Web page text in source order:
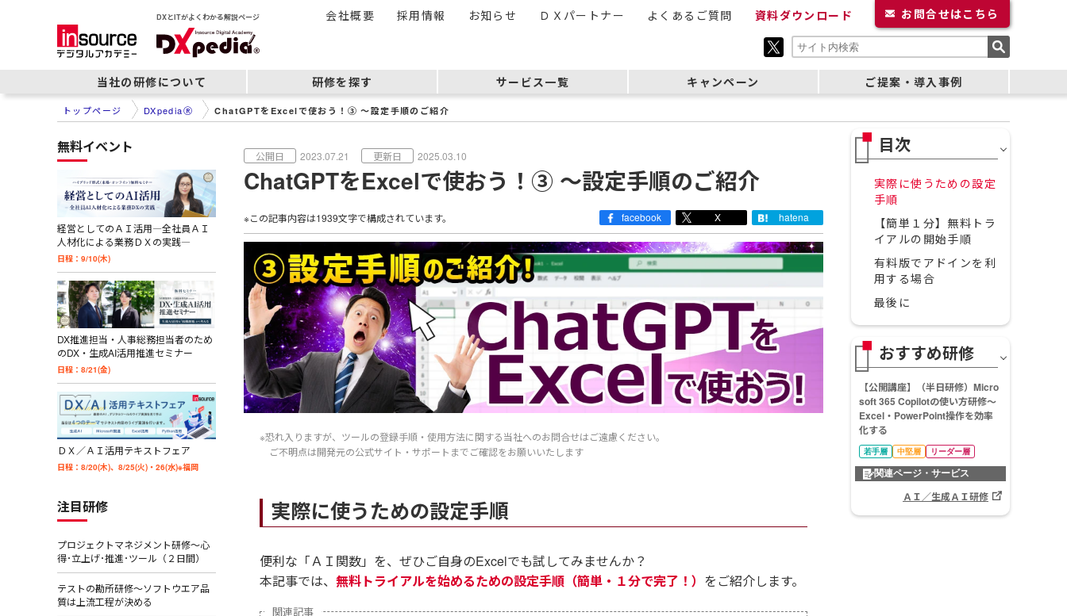
DXとITがよくわかる解説ページ 会社概要 採用情報 お知らせ ＤＸパートナー よくあるご質問 資料ダウンロード お問合せはこちら
当社の研修について 研修を探す サービス一覧 キャンペーン ご提案・導入事例
トップページ DXpediaⓇ ChatGPTをExcelで使おう！③ ～設定手順のご紹介
2023.07.21 2025.03.10
ChatGPTをExcelで使おう！③ ～設定手順のご紹介
※この記事内容は1939文字で構成されています。 facebook X hatena
※恐れ入りますが、ツールの登録手順・使用方法に関する当社へのお問合せはご遠慮ください。
ご不明点は開発元の公式サイト・サポートまでご確認をお願いいたします
実際に使うための設定手順
便利な「ＡＩ関数」を、ぜひご自身のExcelでも試してみませんか？
本記事では、 無料トライアルを始めるための設定手順（簡単・１分で完了！） をご紹介します。
実際に使うための設定
手順
【簡単１分】無料トラ
イアルの開始手順
有料版でアドインを利
用する場合
最後に
【公開講座】
（半日研修）Micro
soft 365 Copilotの使い方研修～
Excel・PowerPoint操作を効率
化する
若手層 中堅層 リーダー層
関連ページ・サービス
ＡＩ／生成ＡＩ研修
無料イベント
経営としてのＡＩ活用―全社員ＡＩ
人材化による業務ＤＸの実践―
日程：9/10(木)
DX推進担当・人事総務担当者のため
のDX・生成AI活用推進セミナー
日程：8/21(金)
ＤＸ／ＡＩ活用テキストフェア
日程：8/20(木)、8/25(火)・26(水)※福岡
注目研修
プロジェクトマネジメント研修～心
得･立上げ･推進･ツール（２日間）
テストの勘所研修～ソフトウエア品
質は上流工程が決める